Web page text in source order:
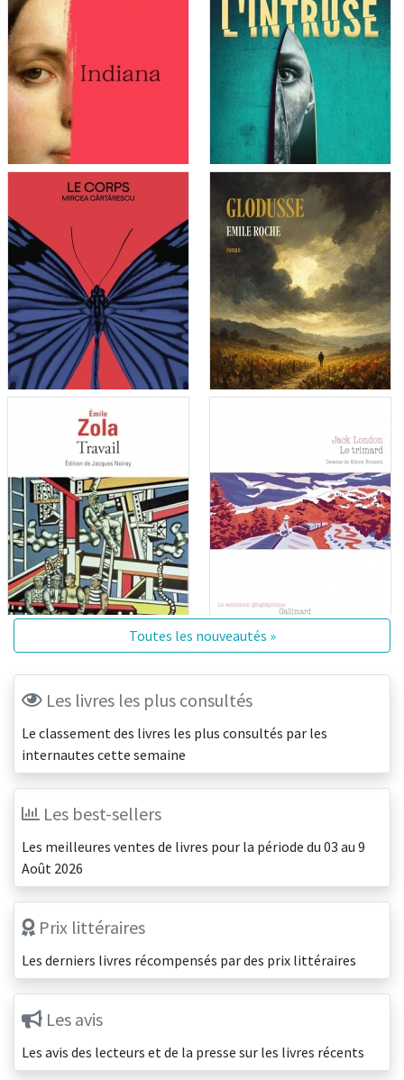
Toutes les nouveautés »
Les livres les plus consultés
Le classement des livres les plus consultés par les
internautes cette semaine
Les best-sellers
Les meilleures ventes de livres pour la période du 03 au 9
Août 2026
Prix littéraires
Les derniers livres récompensés par des prix littéraires
Les avis
Les avis des lecteurs et de la presse sur les livres récents